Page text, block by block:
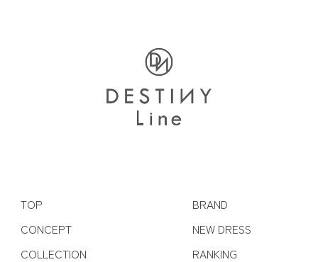
TOP
CONCEPT
COLLECTION
BRAND
NEW DRESS
RANKING